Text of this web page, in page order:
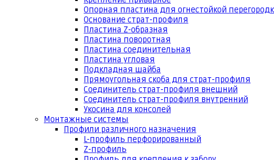
Опорная пластина для огнестойкой
Основание страт-профиля
Пластина Z-образная
Пластина поворотная
Пластина соединительная
Пластина угловая
Подкладная шайба
Прямоугольная скоба для страт-профиля
Соединитель страт-профиля внешний
Соединитель страт-профиля внутренний
Укосина для консолей
Монтажные системы
Профили различного назначения
L-профиль перфорированный
Z-профиль